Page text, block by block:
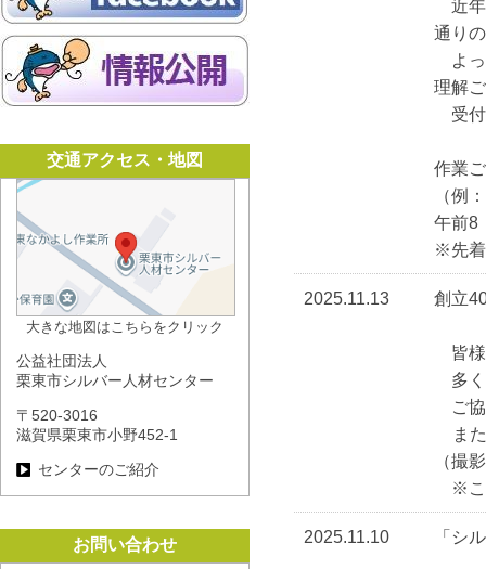
近年
通り
よっ
理解
受付
作業
（例
午前8
※先着
2025.11.13 創立
皆様
多く
ご協
また
（撮
※こ
2025.11.10 「シ
交通アクセス・地図
大きな地図はこちらをクリック
公益社団法人
栗東市シルバー人材センター
〒520-3016
滋賀県栗東市小野452-1
センターのご紹介
お問い合わせ